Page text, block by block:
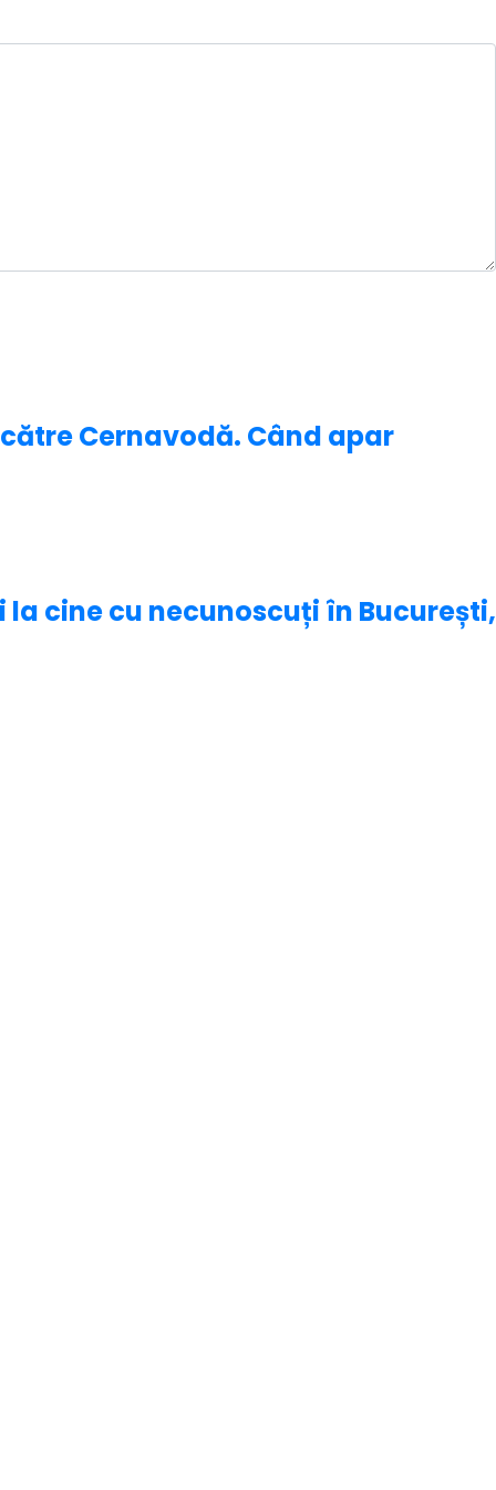
Cernavodă. Când apar
cine cu necunoscuți în București,